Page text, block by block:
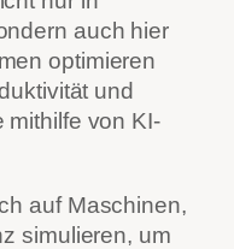
auch hier
optimieren
und
mithilfe von KI-
auf Maschinen,
simulieren, um